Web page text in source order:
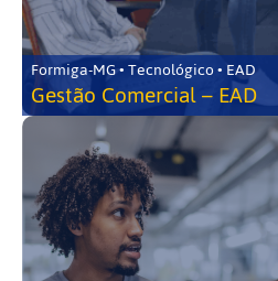
Formiga-MG • Tecnológico • EAD
Gestão Comercial – EAD